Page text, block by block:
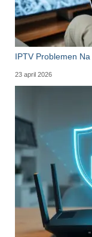
IPTV Problemen
23 april 2026